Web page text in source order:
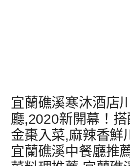
宜蘭礁溪寒沐酒店
廳,2020新開幕！
金棗入菜,麻辣香鮮
宜蘭礁溪中餐廳推